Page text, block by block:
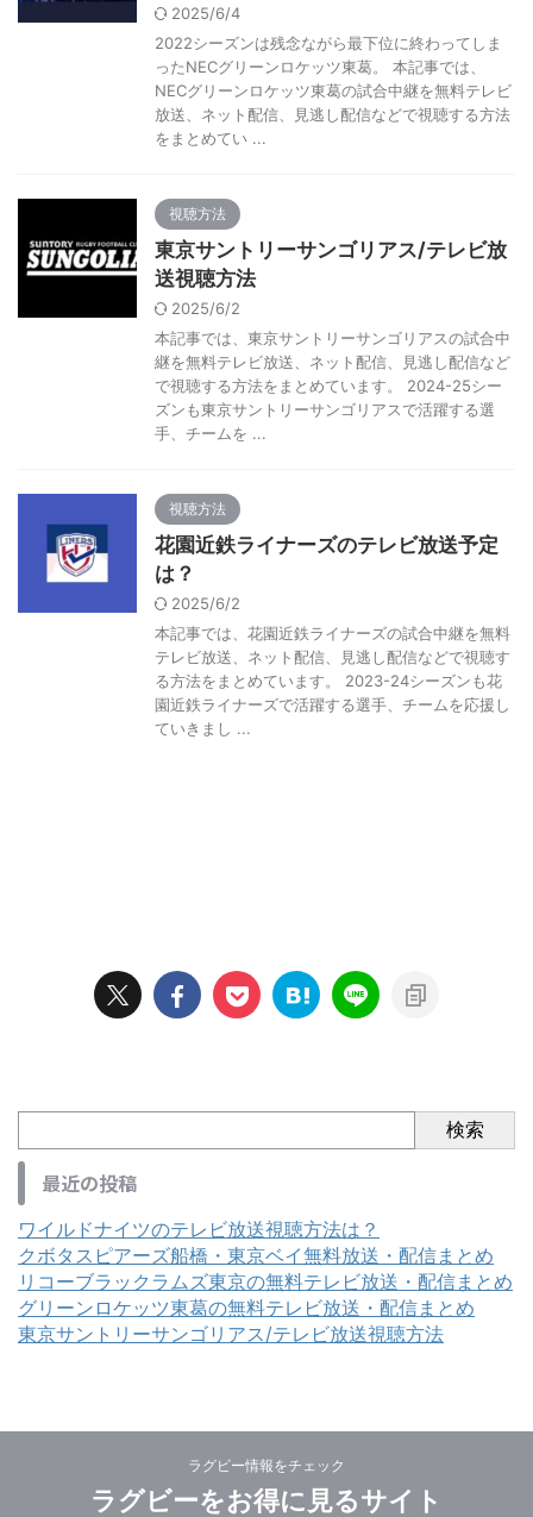
2025/6/4
2022シーズンは残念ながら最下位に終わってしま
ったNECグリーンロケッツ東葛。 本記事では、
NECグリーンロケッツ東葛の試合中継を無料テレビ
放送、ネット配信、見逃し配信などで視聴する方法
をまとめてい ...
視聴方法
東京サントリーサンゴリアス/テレビ放
送視聴方法
2025/6/2
本記事では、東京サントリーサンゴリアスの試合中
継を無料テレビ放送、ネット配信、見逃し配信など
で視聴する方法をまとめています。 2024-25シー
ズンも東京サントリーサンゴリアスで活躍する選
手、チームを ...
視聴方法
花園近鉄ライナーズのテレビ放送予定
は？
2025/6/2
本記事では、花園近鉄ライナーズの試合中継を無料
テレビ放送、ネット配信、見逃し配信などで視聴す
る方法をまとめています。 2023-24シーズンも花
園近鉄ライナーズで活躍する選手、チームを応援し
ていきまし ...
検索
最近の投稿
ワイルドナイツのテレビ放送視聴方法は？
クボタスピアーズ船橋・東京ベイ無料放送・配信まとめ
リコーブラックラムズ東京の無料テレビ放送・配信まとめ
グリーンロケッツ東葛の無料テレビ放送・配信まとめ
東京サントリーサンゴリアス/テレビ放送視聴方法
ラグビー情報をチェック
ラグビーをお得に見るサイト